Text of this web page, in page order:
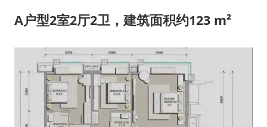
A户型2室2厅2卫，建筑面积约123 m²